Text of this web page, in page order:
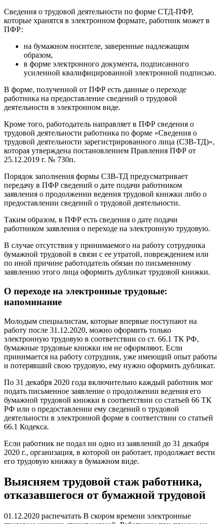
Сведения о трудовой деятельности по форме СТД-ПФР,
которые хранятся в электронном формате, работник может в
ПФР:
на бумажном носителе, заверенные надлежащим
образом,
в форме электронного документа, подписанного
усиленной квалифицированной электронной подписью.
В форме, полученной от ПФР есть данные о переходе
работника на предоставление сведений о трудовой
деятельности в электронном виде.
Кроме того, работодатель направляет в ПФР сведения о
трудовой деятельности работника по форме «Сведения о
трудовой деятельности зарегистрированного лица (СЗВ-ТД)»,
которая утверждена постановлением Правления ПФР от
25.12.2019 г. № 730п.
Порядок заполнения формы СЗВ-ТД предусматривает
передачу в ПФР сведений о дате подачи работником
заявления о продолжении ведения трудовой книжки либо о
предоставлении сведений о трудовой деятельности.
Таким образом, в ПФР есть сведения о дате подачи
работником заявления о переходе на электронную трудовую.
В случае отсутствия у принимаемого на работу сотрудника
бумажной трудовой в связи с ее утратой, повреждением или
по иной причине работодатель обязан по письменному
заявлению этого лица оформить дубликат трудовой книжки.
О переходе на электронные трудовые:
напоминание
Молодым специалистам, которые впервые поступают на
работу после 31.12.2020, можно оформить только
электронную трудовую в соответствии со ст. 66.1 ТК РФ,
бумажные трудовые книжки им не оформляют. Если
принимается на работу сотрудник, уже имеющий опыт работы
и потерявший свою трудовую, ему нужно оформить дубликат.
По 31 декабря 2020 года включительно каждый работник мог
подать письменное заявление о продолжении ведения его
бумажной трудовой книжки в соответствии со статьей 66 ТК
РФ или о предоставлении ему сведений о трудовой
деятельности в электронной форме в соответствии со статьей
66.1 Кодекса.
Если работник не подал ни одно из заявлений до 31 декабря
2020 г., организация, в которой он работает, продолжает вести
его трудовую книжку в бумажном виде.
Выясняем трудовой стаж работника,
отказавшегося от бумажной трудовой
01.12.2020 распечатать В скором времени электронные